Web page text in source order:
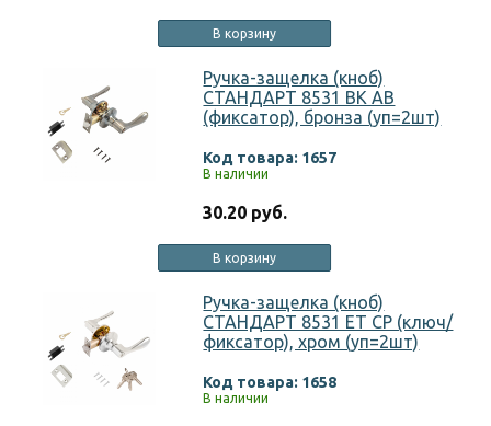
В корзину
Ручка-защелка (кноб)
СТАНДАРТ 8531 BK AB
(фиксатор), бронза (уп=2шт)
Код товара: 1657
В наличии
30.20 руб.
В корзину
Ручка-защелка (кноб)
СТАНДАРТ 8531 ET CP (ключ/
фиксатор), хром (уп=2шт)
Код товара: 1658
В наличии